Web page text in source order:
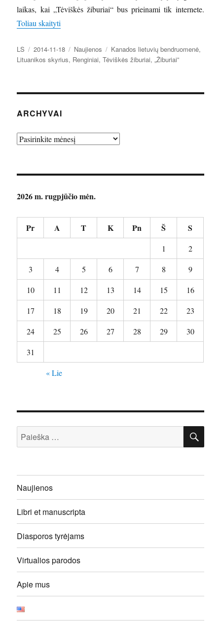
laikas, kai „Tėviškės žiburiai“ bus prieinami tik internete.
Toliau skaityti
Autorius
LS Paskelbta
2014-11-18 Kategorijos
Naujienos Žymos
Kanados lietuvių bendruomenė,
Lituanikos skyrius, Renginiai,Tėviškės žiburiai,„Žiburiai”
ARCHYVAI
Archyvai
2026 m. rugpjūčio mėn.
Pr A T K Pn Š S
1
2
3
4 5 6 7 8
9
10
11 12 13 14 15
16
17
18 19 20 21 22
23
24
25 26 27 28 29
30
31
« Lie
Ieškoti:
Naujienos
Libri et manuscripta
Diasporos tyrėjams
Virtualios parodos
Apie mus